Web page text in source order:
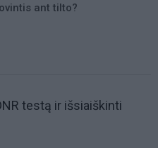
ant tilto?
testą ir išsiaiškinti